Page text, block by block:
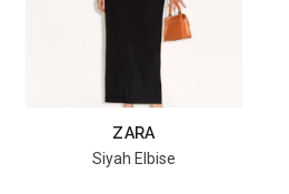
ZARA
Siyah Elbise